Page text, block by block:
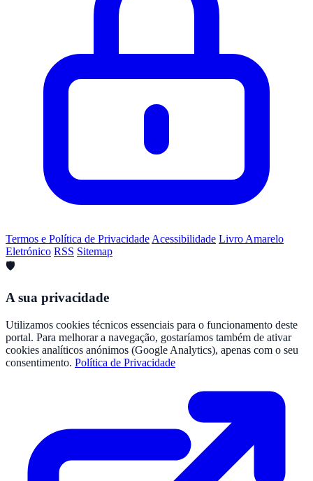
Termos e Política de Privacidade Acessibilidade Livro Amarelo
Eletrónico RSS Sitemap
🛡️
A sua privacidade
Utilizamos cookies técnicos essenciais para o funcionamento deste
portal. Para melhorar a navegação, gostaríamos também de ativar
cookies analíticos anónimos (Google Analytics), apenas com o seu
consentimento. Política de Privacidade